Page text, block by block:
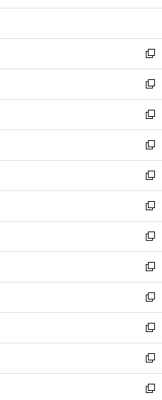
開
ウ
開
く
ン
ウ
で
開
く
ウ
ン
ド
ウ
で
開
く
新
し
い
ウ
ィ
ン
ド
ウ
で
開
く
新
し
い
ウ
ィ
ン
ド
ウ
で
開
く
新
し
い
ウ
ィ
ン
ド
ウ
で
開
く
新
し
い
ウ
ィ
ン
ド
ウ
で
開
く
新
し
い
ウ
ィ
ン
ド
ウ
で
開
く
新
し
い
ウ
ィ
ン
ド
ウ
で
開
く
新
し
い
ウ
ィ
ン
ド
ウ
で
開
く
新
し
い
ウ
ィ
ン
ド
ウ
で
新
し
い
ウ
ィ
ン
ド
新
し
い
ウ
ィ
新
し
い
新